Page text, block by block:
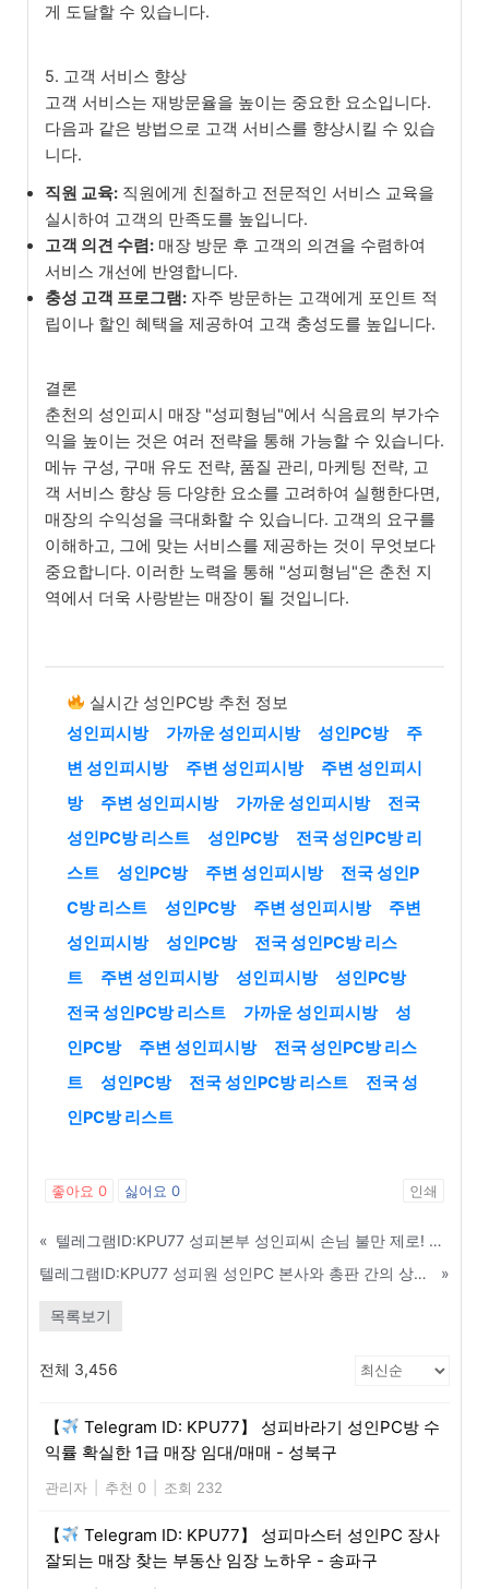
게 도달할 수 있습니다.
5. 고객 서비스 향상
고객 서비스는 재방문율을 높이는 중요한 요소입니다.
다음과 같은 방법으로 고객 서비스를 향상시킬 수 있습
니다.
직원 교육: 직원에게 친절하고 전문적인 서비스 교육을
실시하여 고객의 만족도를 높입니다.
고객 의견 수렴: 매장 방문 후 고객의 의견을 수렴하여
서비스 개선에 반영합니다.
충성 고객 프로그램: 자주 방문하는 고객에게 포인트 적
립이나 할인 혜택을 제공하여 고객 충성도를 높입니다.
결론
춘천의 성인피시 매장 "성피형님"에서 식음료의 부가수
익을 높이는 것은 여러 전략을 통해 가능할 수 있습니다.
메뉴 구성, 구매 유도 전략, 품질 관리, 마케팅 전략, 고
객 서비스 향상 등 다양한 요소를 고려하여 실행한다면,
매장의 수익성을 극대화할 수 있습니다. 고객의 요구를
이해하고, 그에 맞는 서비스를 제공하는 것이 무엇보다
중요합니다. 이러한 노력을 통해 "성피형님"은 춘천 지
역에서 더욱 사랑받는 매장이 될 것입니다.
실시간 성인PC방 추천 정보
성인피시방
가까운 성인피시방 성인PC방
주
변 성인피시방
주변 성인피시방
주변 성인피시
방
주변 성인피시방 가까운 성인피시방
전국
성인PC방 리스트
성인PC방
전국 성인PC방 리
스트
성인PC방 주변 성인피시방
전국 성인P
C방 리스트
성인PC방 주변 성인피시방
주변
성인피시방
성인PC방
전국 성인PC방 리스
트
주변 성인피시방 성인피시방
성인PC방
전국 성인PC방 리스트
가까운 성인피시방
성
인PC방
주변 성인피시방
전국 성인PC방 리스
트
성인PC방 전국 성인PC방 리스트
전국 성
인PC방 리스트
좋아요 0 싫어요 0 인쇄
«
텔레그램ID:KPU77 성피본부 성인피씨 손님 불만 제로! 친절 서비스 교육 매뉴얼 - 상주
텔레그램ID:KPU77 성피원 성인PC 본사와 총판 간의 상생 및 윈윈 전략 - 대전
»
목록보기
전체 3,456
【
Telegram ID: KPU77】 성피바라기 성인PC방 수
익률 확실한 1급 매장 임대/매매 - 성북구
관리자 추천 0 조회 232
【
Telegram ID: KPU77】 성피마스터 성인PC 장사
잘되는 매장 찾는 부동산 임장 노하우 - 송파구